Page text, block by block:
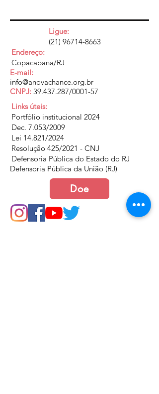
Ligue:
(21) 96714-8663
Endereço:
Copacabana/RJ
E-mail:
info@anovachance.org.br
CNPJ: 39.437.287/0001-57
Links úteis:
Portfólio institucional 2024
Dec. 7.053/2009
Lei 14.821/2024
Resolução 425/2021 - CNJ
Defensoria Pública do Estado do RJ
Defensoria Pública da União (RJ)
Doe